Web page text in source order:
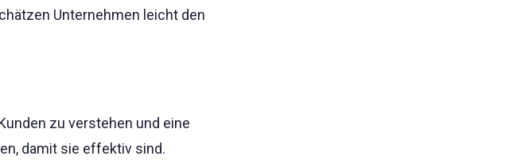
Unternehmen leicht den
zu verstehen und eine
damit sie effektiv sind.